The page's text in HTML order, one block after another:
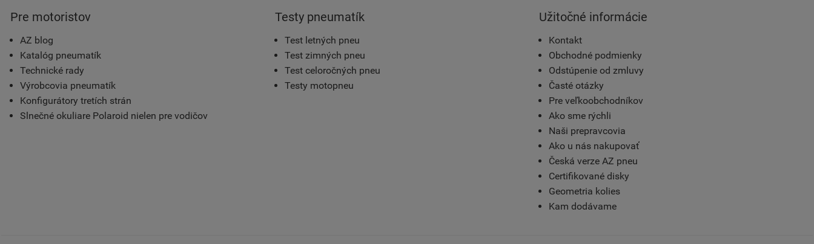
Pre motoristov
AZ blog
Katalóg pneumatík
Technické rady
Výrobcovia pneumatík
Konfigurátory tretích strán
Slnečné okuliare Polaroid nielen pre vodičov
Testy pneumatík
Test letných pneu
Test zimných pneu
Test celoročných pneu
Testy motopneu
Užitočné informácie
Kontakt
Obchodné podmienky
Odstúpenie od zmluvy
Časté otázky
Pre veľkoobchodníkov
Ako sme rýchli
Naši prepravcovia
Ako u nás nakupovať
Česká verze AZ pneu
Certifikované disky
Geometria kolies
Kam dodávame